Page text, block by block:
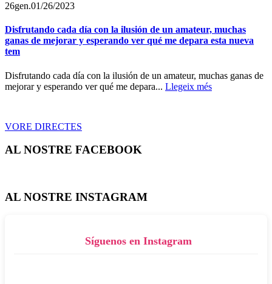
26gen.01/26/2023
Disfrutando cada día con la ilusión de un amateur, muchas
ganas de mejorar y esperando ver qué me depara esta nueva
tem
Disfrutando cada día con la ilusión de un amateur, muchas ganas de
mejorar y esperando ver qué me depara... Llegeix més
VORE DIRECTES
AL NOSTRE FACEBOOK
AL NOSTRE INSTAGRAM
Síguenos en Instagram